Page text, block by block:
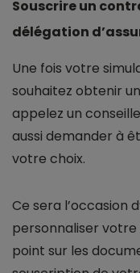
Souscrire un
délégation
Une fois votre
souhaitez obtenir
appelez un
aussi demander à
votre choix.
Ce sera l’occasion
personnaliser
point sur les